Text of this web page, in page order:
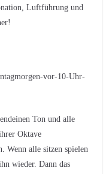
Luftführung und
vor-10-Uhr-
Ton und alle
Oktave
Wenn alle sitzen spielen
wieder. Dann das